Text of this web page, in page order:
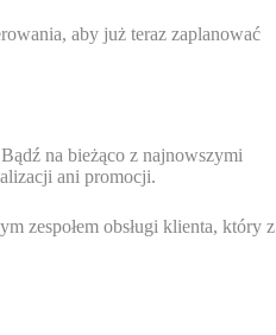
aby już teraz zaplanować
na bieżąco z najnowszymi
ani promocji.
zespołem obsługi klienta, który z